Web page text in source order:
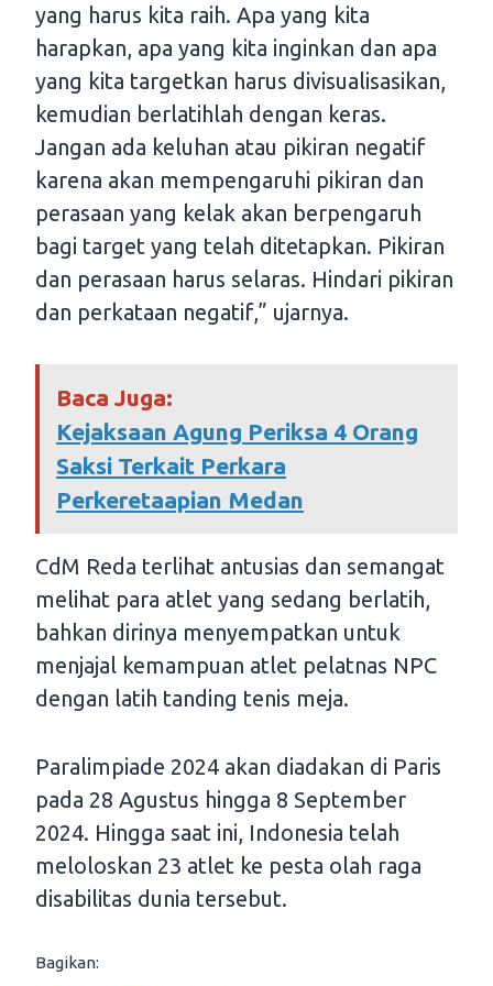
yang harus kita raih. Apa yang kita
harapkan, apa yang kita inginkan dan apa
yang kita targetkan harus divisualisasikan,
kemudian berlatihlah dengan keras.
Jangan ada keluhan atau pikiran negatif
karena akan mempengaruhi pikiran dan
perasaan yang kelak akan berpengaruh
bagi target yang telah ditetapkan. Pikiran
dan perasaan harus selaras. Hindari pikiran
dan perkataan negatif,” ujarnya.
Baca Juga:
Kejaksaan Agung Periksa 4 Orang
Saksi Terkait Perkara
Perkeretaapian Medan
CdM Reda terlihat antusias dan semangat
melihat para atlet yang sedang berlatih,
bahkan dirinya menyempatkan untuk
menjajal kemampuan atlet pelatnas NPC
dengan latih tanding tenis meja.
Paralimpiade 2024 akan diadakan di Paris
pada 28 Agustus hingga 8 September
2024. Hingga saat ini, Indonesia telah
meloloskan 23 atlet ke pesta olah raga
disabilitas dunia tersebut.
Bagikan: